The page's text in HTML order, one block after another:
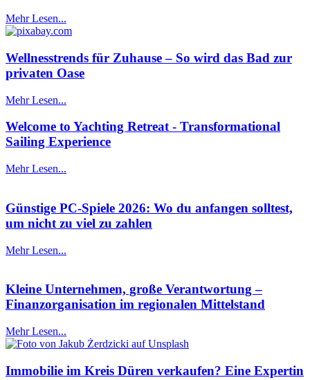
Mehr Lesen...
Wellnesstrends für Zuhause – So wird das Bad zur
privaten Oase
Mehr Lesen...
Welcome to Yachting Retreat - Transformational
Sailing Experience
Mehr Lesen...
Günstige PC-Spiele 2026: Wo du anfangen solltest,
um nicht zu viel zu zahlen
Mehr Lesen...
Kleine Unternehmen, große Verantwortung –
Finanzorganisation im regionalen Mittelstand
Mehr Lesen...
Immobilie im Kreis Düren verkaufen? Eine Expertin